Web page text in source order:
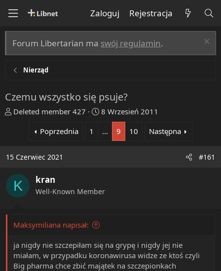
Zaloguj Rejestracja
Forum Libertarian ma swój regulamin.
Nierząd
Czemu wszystko się psuje?
T
a
d
s
t
a
e
Deleted member 427
R
z
t
8 Wrzesień 2011
Poprzednia
1 … 9 10 Następna
15 Czerwiec 2021 #161
K kran
Well-Known Member
Maksymiliana napisał:
ja nigdy nie szczepiłam się na grypę i nigdy jej nie
miałam, w przypadku koronawirusa widze ze ktoś czyli
Big pharma chce zbić majątek na szczepionkach